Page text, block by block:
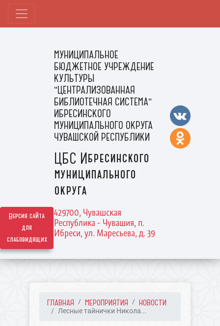
Версия сайта
для
слабовидящих
МУНИЦИПАЛЬНОЕ
БЮДЖЕТНОЕ УЧРЕЖДЕНИЕ
КУЛЬТУРЫ
"ЦЕНТРАЛИЗОВАННАЯ
БИБЛИОТЕЧНАЯ СИСТЕМА"
ИБРЕСИНСКОГО
МУНИЦИПАЛЬНОГО ОКРУГА
ЧУВАШСКОЙ РЕСПУБЛИКИ
ЦБС Ибресинского
муниципального
округа
429700, Чувашская
Республика - Чувашия, п.
Ибреси, ул. Маресьева, д. 39
ГЛАВНАЯ МЕРОПРИЯТИЯ НОВОСТИ
Лесные тайнички Никола...